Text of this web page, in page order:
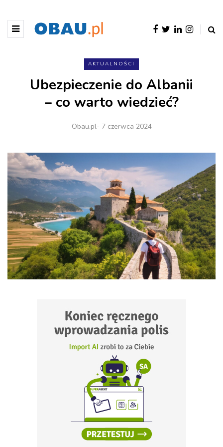
AKTUALNOŚCI
Ubezpieczenie do Albanii
– co warto wiedzieć?
Obau.pl- 7 czerwca 2024